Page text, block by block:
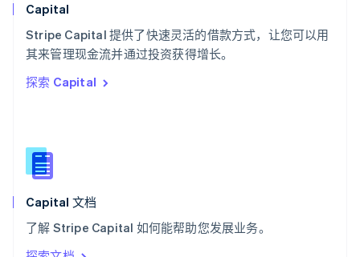
Capital
Stripe Capital 提供了快速灵活的借款方式，让您可以用
其来管理现金流并通过投资获得增长。
探索 Capital
Capital 文档
了解 Stripe Capital 如何能帮助您发展业务。
泰国
ไทยEnglish
希腊
English
西班牙
新西兰
English
匈牙利
English
ItalianoEnglish
印度